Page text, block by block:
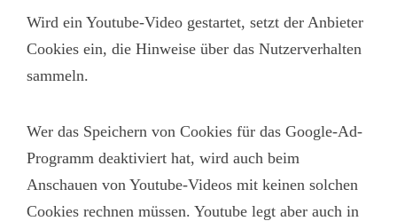
Wird ein Youtube-Video gestartet, setzt der Anbieter
Cookies ein, die Hinweise über das Nutzerverhalten
sammeln.
Wer das Speichern von Cookies für das Google-Ad-
Programm deaktiviert hat, wird auch beim
Anschauen von Youtube-Videos mit keinen solchen
Cookies rechnen müssen. Youtube legt aber auch in